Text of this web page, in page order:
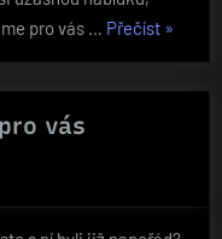
pro vás … Přečíst »
vás